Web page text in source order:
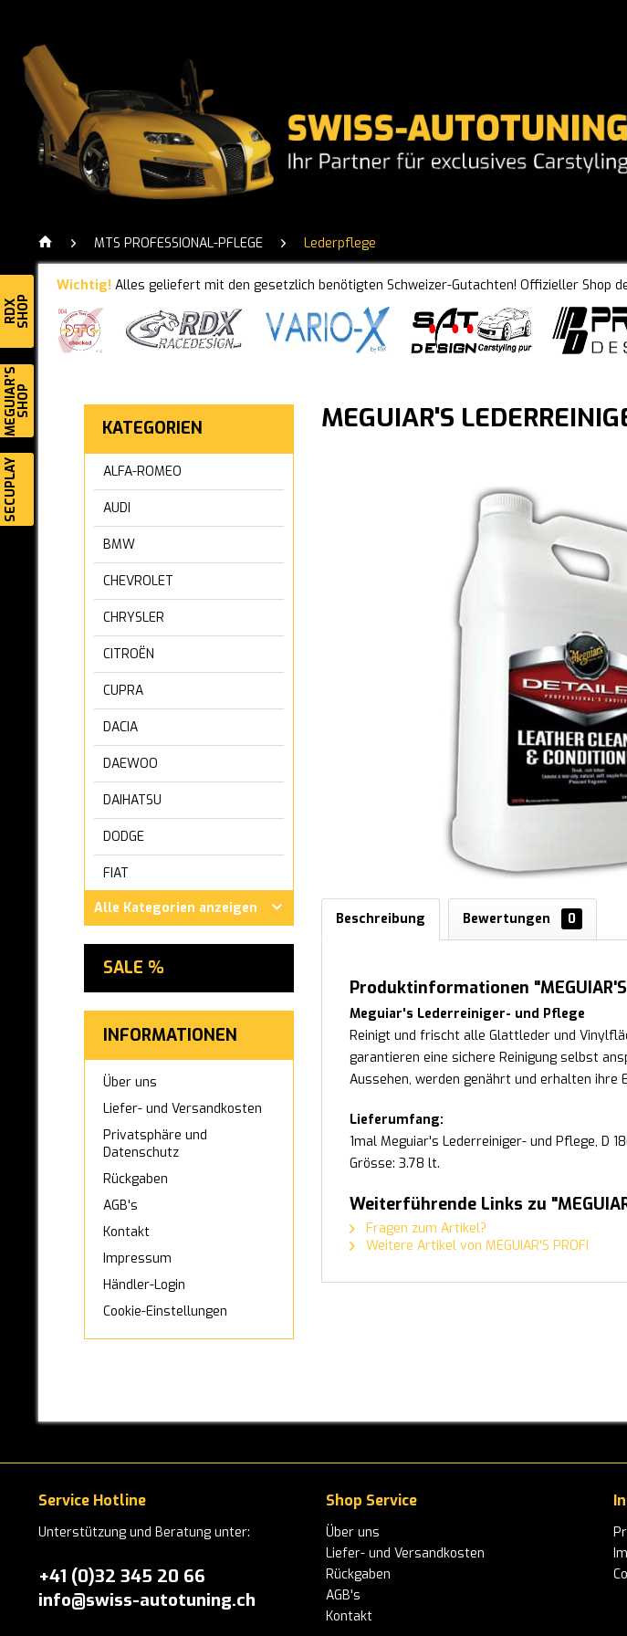
RDXSHOP
MEGUIAR'SSHOP
SECUPLAY
MTS PROFESSIONAL-PFLEGE Lederpflege
Wichtig! Alles geliefert mit den gesetzlich benötigten Schweizer-Gutachten! Offizieller Shop
KATEGORIEN
ALFA-ROMEO
AUDI
BMW
CHEVROLET
CHRYSLER
CITROËN
CUPRA
DACIA
DAEWOO
DAIHATSU
DODGE
FIAT
FORD
GWM ORA
IVECO
JAGUAR
LEXUS
MAN
MAZDA
MITSUBISHI
OPEL
PEUGEOT
PORSCHE
RANGE-ROVER
Alle Kategorien anzeigen
SALE %
INFORMATIONEN
Über uns
Liefer- und Versandkosten
Privatsphäre und
Datenschutz
Rückgaben
AGB's
Kontakt
Impressum
Händler-Login
Cookie-Einstellungen
MEGUIAR'S
Beschreibung Bewertungen 0
Produktinformationen "MEGUIAR'S
Meguiar's Lederreiniger- und Pflege
Reinigt und frischt alle Glattleder und
garantieren eine sichere Reinigung selbst
Aussehen, werden genährt und erhalten ihre
Lieferumfang:
1mal Meguiar's Lederreiniger- und Pflege, D
Grösse: 3.78 lt.
Weiterführende Links zu
Fragen zum Artikel?
Weitere Artikel von MEGUIAR'S PROFI
Service Hotline
Unterstützung und Beratung unter:
+41 (0)32 345 20 66
info@swiss-autotuning.ch
Shop Service
Über uns
Liefer- und Versandkosten
Rückgaben
AGB's
Kontakt